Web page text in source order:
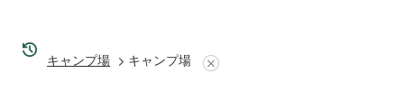
キャンプ場 キャンプ場